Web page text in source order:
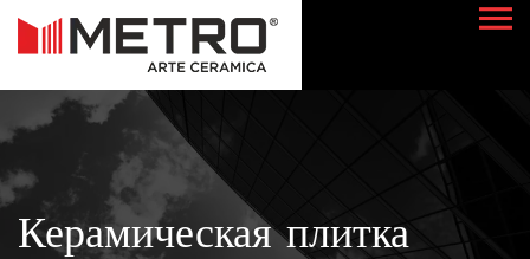
Керамическая плитка